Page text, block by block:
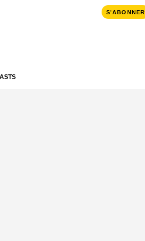
S'ABONNER